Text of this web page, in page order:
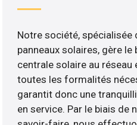
Notre société, spécialisée
panneaux solaires, gère
centrale solaire au réseau
toutes les formalités
garantit donc une
en service. Par le biais de